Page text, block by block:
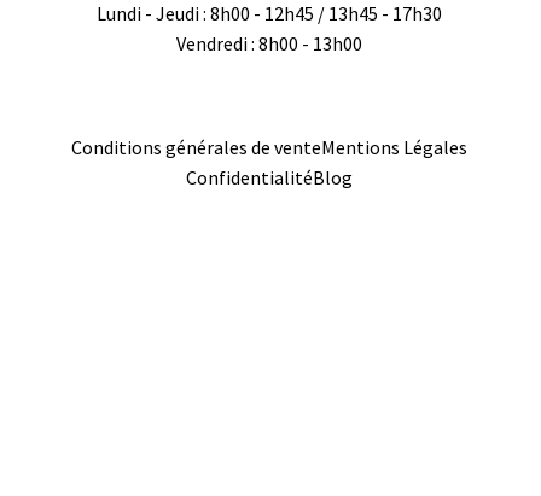
Lundi - Jeudi : 8h00 - 12h45 / 13h45 - 17h30
Vendredi : 8h00 - 13h00
Conditions générales de venteMentions Légales
ConfidentialitéBlog